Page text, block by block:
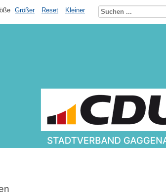
Größer Reset Kleiner